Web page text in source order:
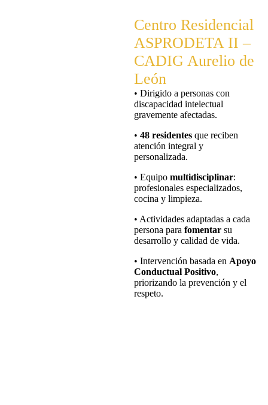
Centro Residencial
ASPRODETA II –
CADIG Aurelio de
León
• Dirigido a personas con
discapacidad intelectual
gravemente afectadas.
• 48 residentes que reciben
atención integral y
personalizada.
• Equipo multidisciplinar:
profesionales especializados,
cocina y limpieza.
• Actividades adaptadas a cada
persona para fomentar su
desarrollo y calidad de vida.
• Intervención basada en Apoyo
Conductual Positivo,
priorizando la prevención y el
respeto.